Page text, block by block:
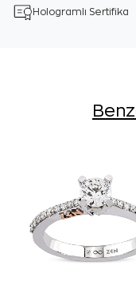
Hologramlı Sertifika